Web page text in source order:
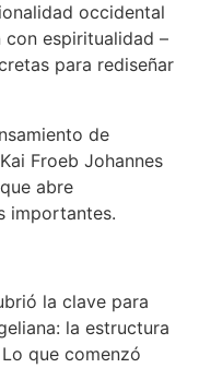
occidental
espiritualidad –
para rediseñar
de
Froeb Johannes
abre
importantes.
la clave para
la estructura
que comenzó